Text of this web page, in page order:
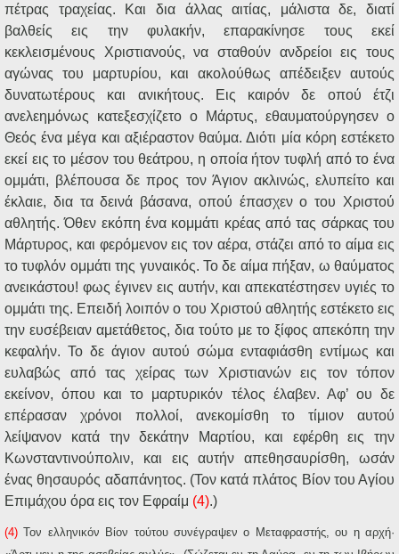
πέτρας τραχείας. Και δια άλλας αιτίας, μάλιστα δε, διατί
βαλθείς εις την φυλακήν, επαρακίνησε τους εκεί
κεκλεισμένους Χριστιανούς, να σταθούν ανδρείοι εις τους
αγώνας του μαρτυρίου, και ακολούθως απέδειξεν αυτούς
δυνατωτέρους και ανικήτους. Εις καιρόν δε οπού έτζι
ανελεημόνως κατεξεσχίζετο ο Μάρτυς, εθαυματούργησεν ο
Θεός ένα μέγα και αξιέραστον θαύμα. Διότι μία κόρη εστέκετο
εκεί εις το μέσον του θεάτρου, η οποία ήτον τυφλή από το ένα
ομμάτι, βλέπουσα δε προς τον Άγιον ακλινώς, ελυπείτο και
έκλαιε, δια τα δεινά βάσανα, οπού έπασχεν ο του Χριστού
αθλητής. Όθεν εκόπη ένα κομμάτι κρέας από τας σάρκας του
Μάρτυρος, και φερόμενον εις τον αέρα, στάζει από το αίμα εις
το τυφλόν ομμάτι της γυναικός. Το δε αίμα πήξαν, ω θαύματος
ανεικάστου! φως έγινεν εις αυτήν, και απεκατέστησεν υγιές το
ομμάτι της. Επειδή λοιπόν ο του Χριστού αθλητής εστέκετο εις
την ευσέβειαν αμετάθετος, δια τούτο με το ξίφος απεκόπη την
κεφαλήν. Το δε άγιον αυτού σώμα ενταφιάσθη εντίμως και
ευλαβώς από τας χείρας των Χριστιανών εις τον τόπον
εκείνον, όπου και το μαρτυρικόν τέλος έλαβεν. Αφ’ ου δε
επέρασαν χρόνοι πολλοί, ανεκομίσθη το τίμιον αυτού
λείψανον κατά την δεκάτην Μαρτίου, και εφέρθη εις την
Κωνσταντινούπολιν, και εις αυτήν απεθησαυρίσθη, ωσάν
ένας θησαυρός αδαπάνητος. (Τον κατά πλάτος Βίον του Αγίου
Επιμάχου όρα εις τον Εφραίμ (4).)
(4)Τον ελληνικόν Βίον τούτου συνέγραψεν ο Μεταφραστής, ου η αρχή·